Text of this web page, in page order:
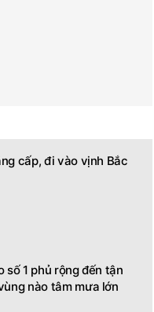
cấp, đi vào vịnh Bắc
số 1 phủ rộng đến tận
nào tâm mưa lớn